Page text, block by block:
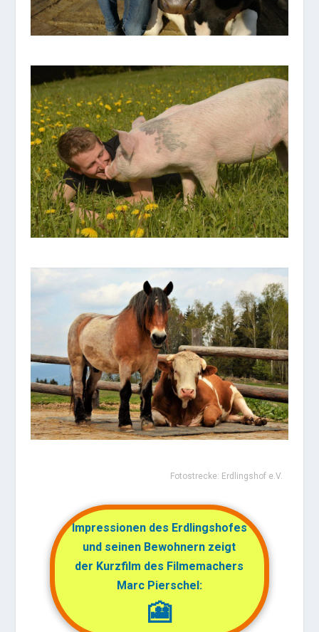
Fotostrecke: Erdlingshof e.V.
Impressionen des Erdlingshofes
und seinen Bewohnern zeigt
der Kurzfilm des Filmemachers
Marc Pierschel:
🎦